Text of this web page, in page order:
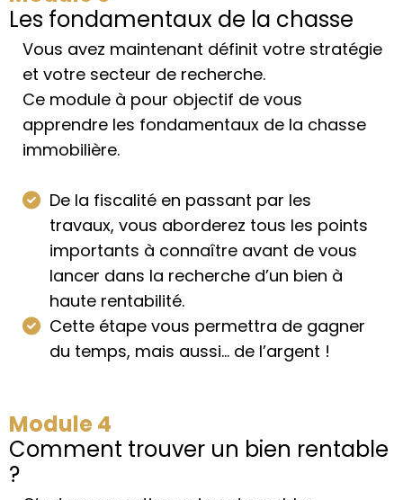
Les fondamentaux de la chasse
Vous avez maintenant définit votre stratégie
et votre secteur de recherche.
Ce module à pour objectif de vous
apprendre les fondamentaux de la chasse
immobilière.
De la fiscalité en passant par les
travaux, vous aborderez tous les points
importants à connaître avant de vous
lancer dans la recherche d’un bien à
haute rentabilité.
Cette étape vous permettra de gagner
du temps, mais aussi... de l’argent !
Module 4
Comment trouver un bien rentable
?